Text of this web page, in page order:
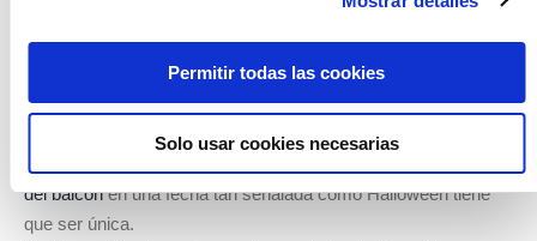
Permitir todas las cookies
Solo usar cookies necesarias
Si tienes la suerte de disponer de una amplia y polivalente
terraza como las de nuestra promoción de obra nueva en
Madrid Ferraz 41, esta es una excelente ocasión para que la
aproveches y puedas también darle unos toques decorativos
del balcónen una fecha tan señalada como Halloween tiene
que ser única.